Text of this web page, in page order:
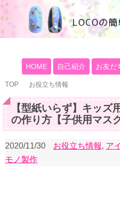
100均大好き
HOME 自己紹介 お友だ
TOP お役立ち情報
【型紙いらず】キッズ
の作り方【子供用マスク
2020/11/30 お役立ち情報, ア
モノ製作